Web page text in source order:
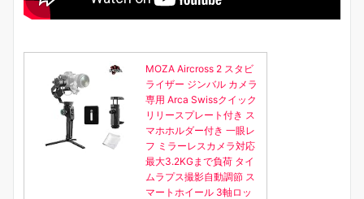
MOZA Aircross 2 スタビ
ライザー ジンバル カメラ
専用 Arca Swissクイック
リリースプレート付き ス
マホホルダー付き 一眼レ
フ ミラーレスカメラ対応
最大3.2KGまで負荷 タイ
ムラプス撮影自動調節 ス
マートホイール 3軸ロッ